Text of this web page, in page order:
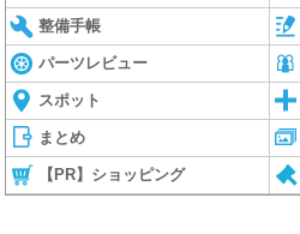
整備手帳
パーツレビュー
スポット
まとめ
【PR】ショッピング